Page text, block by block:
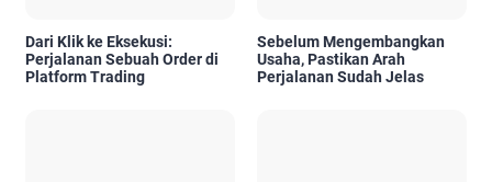
Dari Klik ke Eksekusi:
Perjalanan Sebuah Order di
Platform Trading
Sebelum Mengembangkan
Usaha, Pastikan Arah
Perjalanan Sudah Jelas